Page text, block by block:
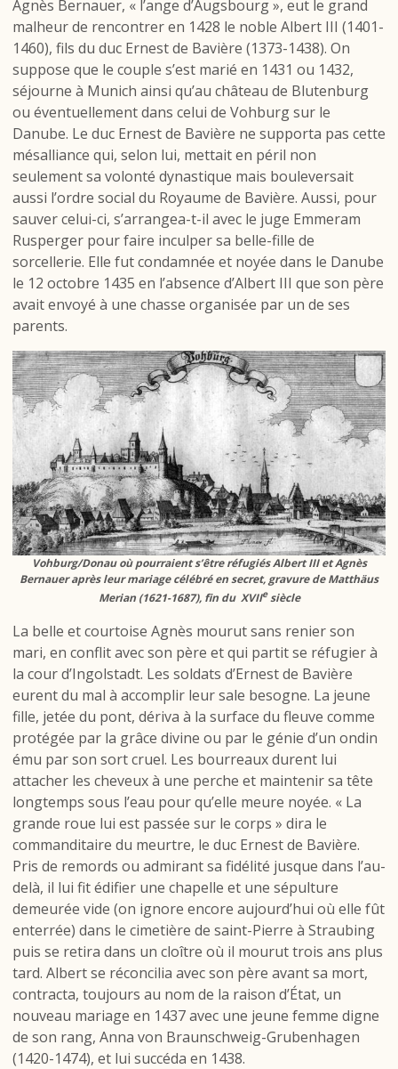
Agnès Bernauer, « l’ange d’Augsbourg », eut le grand
malheur de rencontrer en 1428 le noble Albert III (1401-
1460), fils du duc Ernest de Bavière (1373-1438). On
suppose que le couple s’est marié en 1431 ou 1432,
séjourne à Munich ainsi qu’au château de Blutenburg
ou éventuellement dans celui de Vohburg sur le
Danube. Le duc Ernest de Bavière ne supporta pas cette
mésalliance qui, selon lui, mettait en péril non
seulement sa volonté dynastique mais bouleversait
aussi l’ordre social du Royaume de Bavière. Aussi, pour
sauver celui-ci, s’arrangea-t-il avec le juge Emmeram
Rusperger pour faire inculper sa belle-fille de
sorcellerie. Elle fut condamnée et noyée dans le Danube
le 12 octobre 1435 en l’absence d’Albert III que son père
avait envoyé à une chasse organisée par un de ses
parents.
Vohburg/Donau où pourraient s’être réfugiés Albert III et Agnès
Bernauer après leur mariage célébré en secret, gravure de Matthäus
Merian (1621-1687), fin du XVIIesiècle
La belle et courtoise Agnès mourut sans renier son
mari, en conflit avec son père et qui partit se réfugier à
la cour d’Ingolstadt. Les soldats d’Ernest de Bavière
eurent du mal à accomplir leur sale besogne. La jeune
fille, jetée du pont, dériva à la surface du fleuve comme
protégée par la grâce divine ou par le génie d’un ondin
ému par son sort cruel. Les bourreaux durent lui
attacher les cheveux à une perche et maintenir sa tête
longtemps sous l’eau pour qu’elle meure noyée. « La
grande roue lui est passée sur le corps » dira le
commanditaire du meurtre, le duc Ernest de Bavière.
Pris de remords ou admirant sa fidélité jusque dans l’au-
delà, il lui fit édifier une chapelle et une sépulture
demeurée vide (on ignore encore aujourd’hui où elle fût
enterrée) dans le cimetière de saint-Pierre à Straubing
puis se retira dans un cloître où il mourut trois ans plus
tard. Albert se réconcilia avec son père avant sa mort,
contracta, toujours au nom de la raison d’État, un
nouveau mariage en 1437 avec une jeune femme digne
de son rang, Anna von Braunschweig-Grubenhagen
(1420-1474), et lui succéda en 1438.